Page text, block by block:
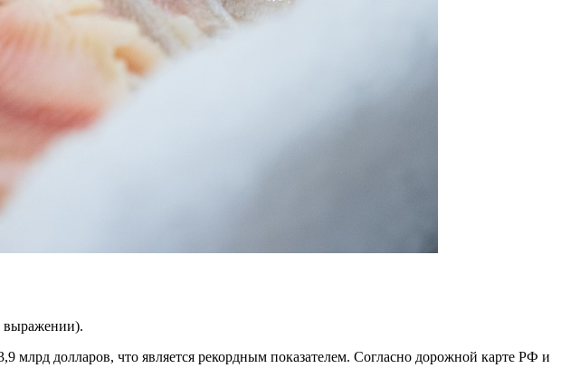
выражении).
долларов, что является рекордным показателем. Согласно дорожной карте РФ и